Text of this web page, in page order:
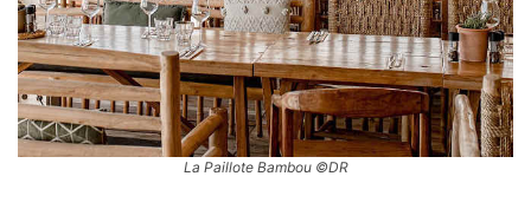
La Paillote Bambou ©DR